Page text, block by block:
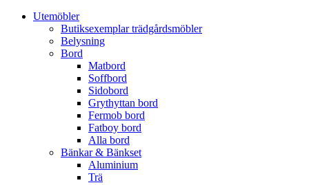
Utemöbler
Butiksexemplar trädgårdsmöbler
Belysning
Bord
Matbord
Soffbord
Sidobord
Grythyttan bord
Fermob bord
Fatboy bord
Alla bord
Bänkar & Bänkset
Aluminium
Trä